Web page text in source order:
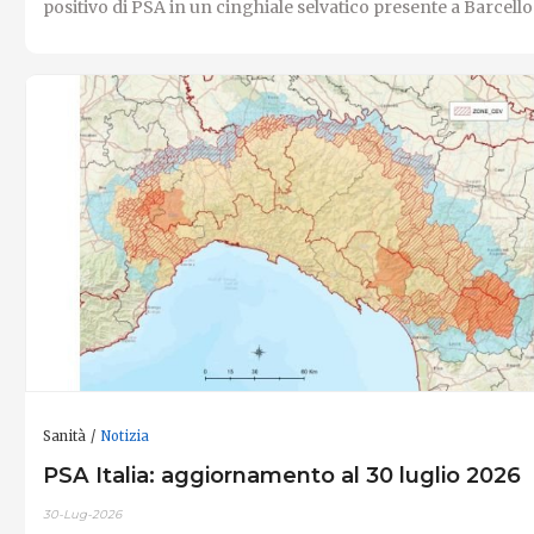
positivo di PSA in un cinghiale selvatico presente a
Sanità Notizia
PSA Italia: aggiornamento al 30 luglio 2026
30-Lug-2026